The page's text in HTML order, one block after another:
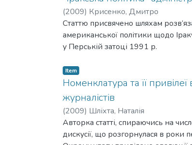
(2009) Крисенко, Дмитро
Статтю присвячено шляхам
американської політики щодо
у Перській затоці 1991 р.
Item
Номенклатура та її
журналістів
(2009) Шліхта, Наталія
Авторка статті, спираючись на
дискусії, що розгорнулася в роки